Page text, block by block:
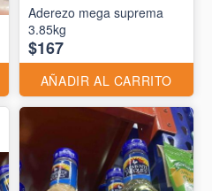
Aderezo mega suprema
3.85kg
$167
AÑADIR AL CARRITO